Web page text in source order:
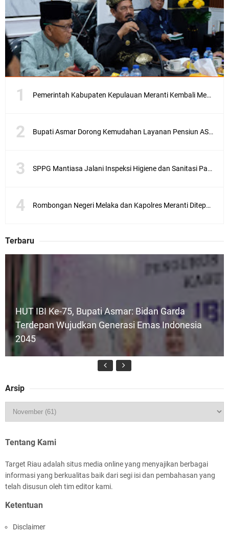
Pemerintah Kabupaten Kepulauan Meranti Kembali Merombak 3 Pejabat Eselon III. A Serta III. B
Bupati Asmar Dorong Kemudahan Layanan Pensiun ASN melalui Sinergi dengan BRK Syariah
SPPG Mantiasa Jalani Inspeksi Higiene dan Sanitasi Pangan
Rombongan Negeri Melaka dan Kapolres Meranti Ditepungtawari, Sinergi Adat hingga Green Policing Menguat
Terbaru
HUT IBI Ke-75, Bupati Asmar: Bidan Garda
Terdepan Wujudkan Generasi Emas Indonesia
2045
Rombongan Negeri Melaka dan Kapolres
Green Policing Menguat
Perkuat Ikatan Serumpun Indonesia–Malaysia di
Arsip
Tentang Kami
Target Riau adalah situs media online yang menyajikan berbagai
informasi yang berkualitas baik dari segi isi dan pembahasan yang
telah disusun oleh tim editor kami.
Ketentuan
Disclaimer